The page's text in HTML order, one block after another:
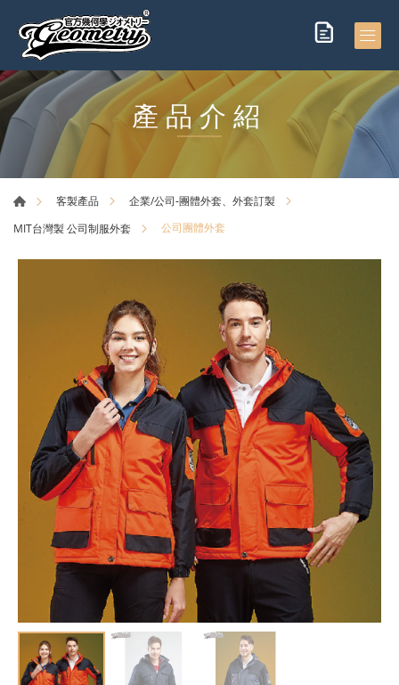
產品介紹
客製產品
企業/公司-團體外套、外套訂製
MIT台灣製 公司制服外套
公司團體外套